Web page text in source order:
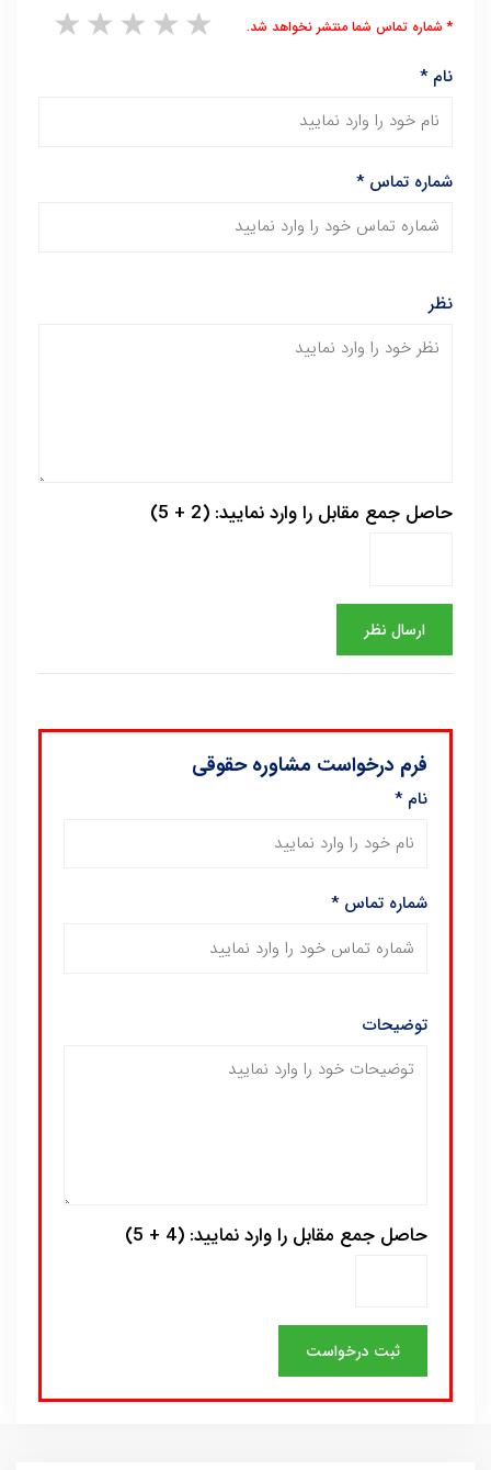
5 stars
4 stars
3 stars
2 stars * شماره تماس شما منتشر نخواهد شد.
نام*
شماره تماس*
نظر
حاصل جمع مقابل را وارد نمایید: (2 + 5)
فرم درخواست مشاوره حقوقی
نام*
شماره تماس*
توضیحات
حاصل جمع مقابل را وارد نمایید: (4 + 5)